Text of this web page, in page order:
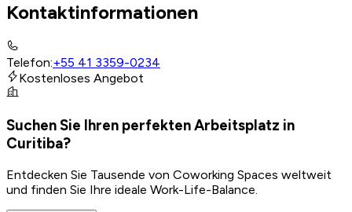
Kontaktinformationen
Telefon:+55 41 3359-0234
Kostenloses Angebot
Suchen Sie Ihren perfekten Arbeitsplatz in
Curitiba?
Entdecken Sie Tausende von Coworking Spaces weltweit
und finden Sie Ihre ideale Work-Life-Balance.